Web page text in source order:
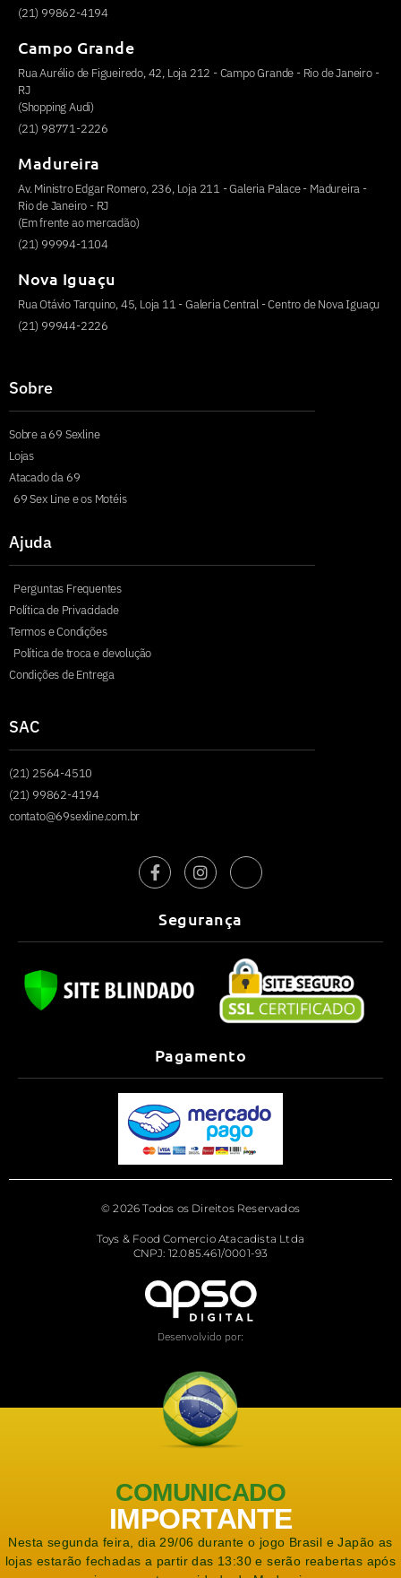
(21) 99862-4194
Campo Grande
Rua Aurélio de Figueiredo, 42, Loja 212 - Campo Grande - Rio de Janeiro -
RJ
(Shopping Audi)
(21) 98771-2226
Madureira
Av. Ministro Edgar Romero, 236, Loja 211 - Galeria Palace - Madureira -
Rio de Janeiro - RJ
(Em frente ao mercadão)
(21) 99994-1104
Nova Iguaçu
Rua Otávio Tarquino, 45, Loja 11 - Galeria Central - Centro de Nova Iguaçu
(21) 99944-2226
Sobre
Sobre a 69 Sexline
Lojas
Atacado da 69
69 Sex Line e os Motéis
Ajuda
Perguntas Frequentes
Política de Privacidade
Termos e Condições
Política de troca e devolução
Condições de Entrega
SAC
(21) 2564-4510
(21) 99862-4194
contato@69sexline.com.br
Segurança
Pagamento
© 2026 Todos os Direitos Reservados
Toys & Food Comercio Atacadista Ltda
CNPJ: 12.085.461/0001-93
Desenvolvido por:
COMUNICADO
IMPORTANTE
Nesta segunda feira, dia 29/06 durante o jogo Brasil e Japão as
lojas estarão fechadas a partir das 13:30 e serão reabertas após